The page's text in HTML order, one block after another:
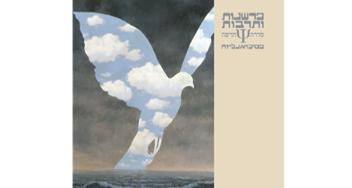
נעמי לאור-בנקר